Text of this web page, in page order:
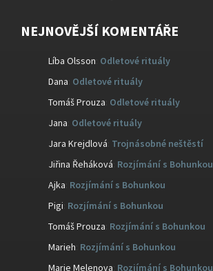
NEJNOVĚJŠÍ KOMENTÁŘE
Líba Olsson Odletové rituály
Dana Odletové rituály
Tomáš Prouza Odletové rituály
Jana Odletové rituály
Jara Krejdlová Trojnásobné neštěstí
Jiřina Řeháková Rozjímání s Bohunkou
Ajka Rozjímání s Bohunkou
Pigi Rozjímání s Bohunkou
Tomáš Prouza Rozjímání s Bohunkou
Marieh Rozjímání s Bohunkou
Marie Melenova Rozjímání s Bohunkou